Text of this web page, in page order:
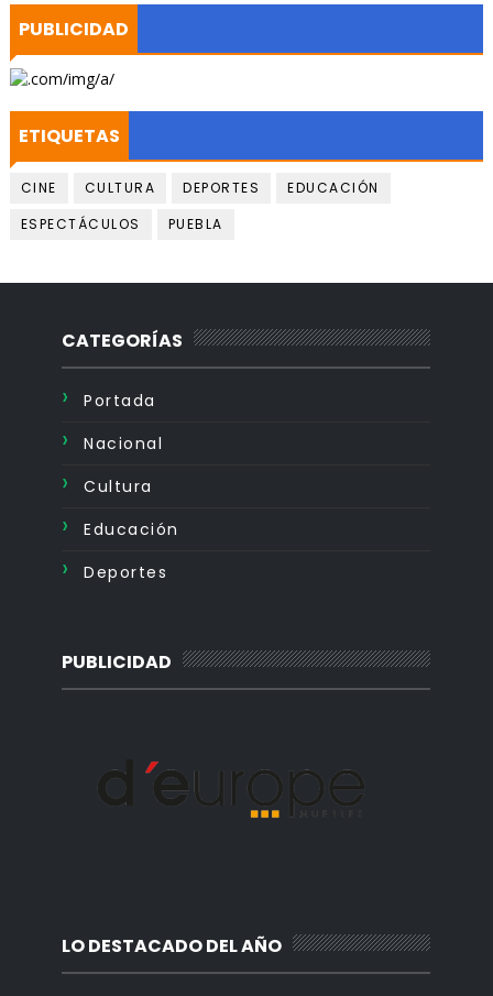
PUBLICIDAD
ETIQUETAS
CINE CULTURA DEPORTES
EDUCACIÓN
ESPECTÁCULOS
PUEBLA
CATEGORÍAS
Portada
Nacional
Cultura
Educación
Deportes
PUBLICIDAD
LO DESTACADO DEL AÑO